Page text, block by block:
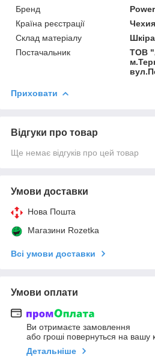
Бренд
Країна реєстрації
Чехия
Склад матеріалу
Шкіра
Постачальник
ТОВ
Приховати
Відгуки про товар
Ще немає відгуків про цей товар
Умови доставки
Нова Пошта
Магазини Rozetka
Всі умови доставки
Умови оплати
Ви отримаєте замовлення
або гроші повернуться на вашу
Детальніше